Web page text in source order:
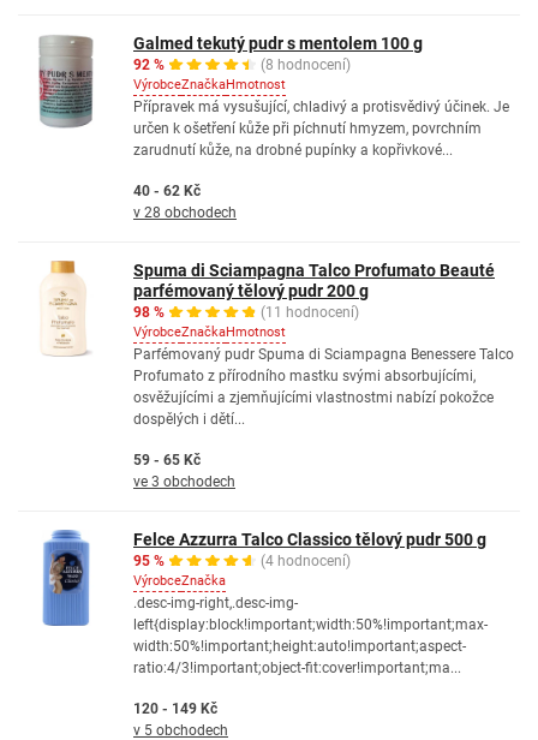
Galmed tekutý pudr s mentolem 100 g
92 % (8 hodnocení)
VýrobceZnačkaHmotnost
Přípravek má vysušující, chladivý a protisvědivý účinek. Je
určen k ošetření kůže při píchnutí hmyzem, povrchním
zarudnutí kůže, na drobné pupínky a kopřivkové...
40 - 62 Kč
v 28 obchodech
Spuma di Sciampagna Talco Profumato Beauté
parfémovaný tělový pudr 200 g
98 % (11 hodnocení)
VýrobceZnačkaHmotnost
Parfémovaný pudr Spuma di Sciampagna Benessere Talco
Profumato z přírodního mastku svými absorbujícími,
osvěžujícími a zjemňujícími vlastnostmi nabízí pokožce
dospělých i dětí...
59 - 65 Kč
ve 3 obchodech
Felce Azzurra Talco Classico tělový pudr 500 g
95 % (4 hodnocení)
VýrobceZnačka
.desc-img-right,.desc-img-
left{display:block!important;width:50%!important;max-
width:50%!important;height:auto!important;aspect-
ratio:4/3!important;object-fit:cover!important;ma...
120 - 149 Kč
v 5 obchodech